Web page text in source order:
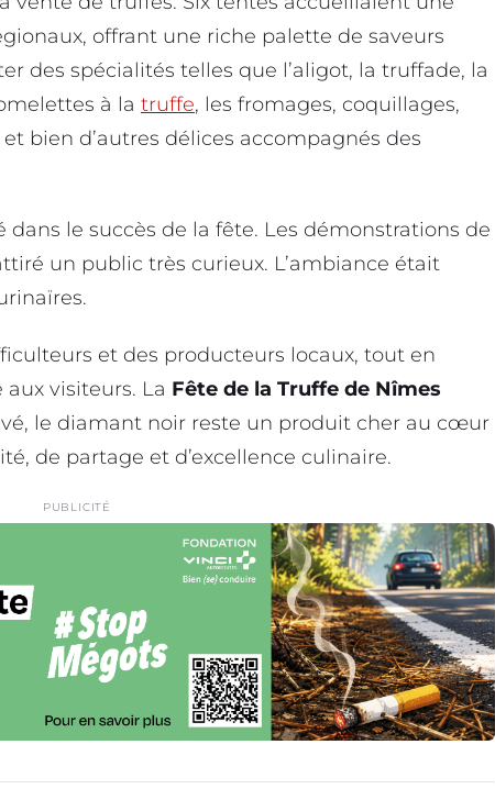
offrant une riche palette de saveurs
des spécialités telles que l’aligot, la truffade, la
à la truffe, les fromages, coquillages,
bien d’autres délices accompagnés des
le succès de la fête. Les démonstrations de
un public très curieux. L’ambiance était
et des producteurs locaux, tout en
visiteurs. La Fête de la Truffe de Nîmes
le diamant noir reste un produit cher au cœur
de partage et d’excellence culinaire.
PUBLICITÉ